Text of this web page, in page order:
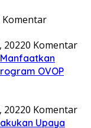
Komentar
20220 Komentar
OVOP
20220 Komentar
Upaya